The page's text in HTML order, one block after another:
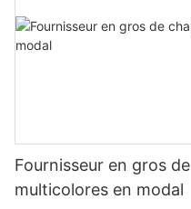
Fournisseur en gros
multicolores en modal